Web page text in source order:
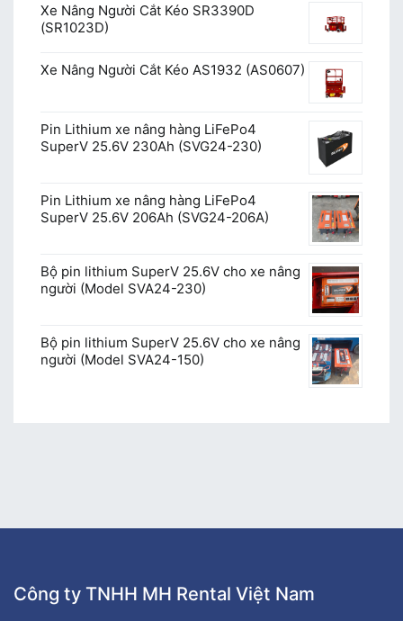
Xe Nâng Người Cắt Kéo SR3390D
(SR1023D)
Xe Nâng Người Cắt Kéo AS1932 (AS0607)
Pin Lithium xe nâng hàng LiFePo4
SuperV 25.6V 230Ah (SVG24-230)
Pin Lithium xe nâng hàng LiFePo4
SuperV 25.6V 206Ah (SVG24-206A)
Bộ pin lithium SuperV 25.6V cho xe nâng
người (Model SVA24-230)
Bộ pin lithium SuperV 25.6V cho xe nâng
người (Model SVA24-150)
Công ty TNHH MH Rental Việt Nam